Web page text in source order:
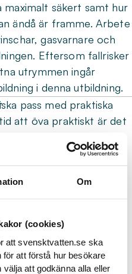
Om
(cookies)
att svensktvatten.se ska
att förstå hur besökare
att godkänna alla eller
säkert samt hur
ändå är framme. Arbete
gasvarnare och
Eftersom fallrisker
utrymmen ingår
i denna utbildning.
pass med praktiska
att öva praktiskt är det
speciella regler för
mm